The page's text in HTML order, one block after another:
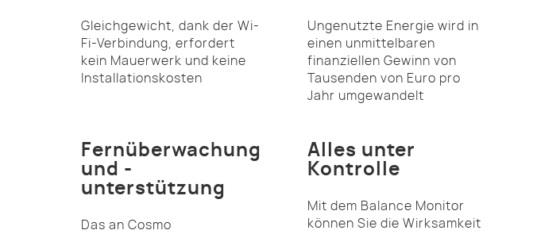
Gleichgewicht, dank der Wi-
Fi-Verbindung, erfordert
kein Mauerwerk und keine
Installationskosten
Ungenutzte Energie wird in
einen unmittelbaren
finanziellen Gewinn von
Tausenden von Euro pro
Jahr umgewandelt
Fernüberwachung
und -
unterstützung
Das an Cosmo
Alles unter
Kontrolle
Mit dem Balance Monitor
können Sie die Wirksamkeit